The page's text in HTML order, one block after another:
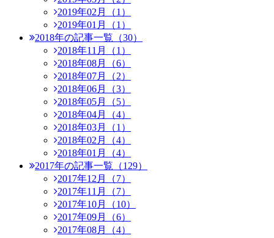
2019年02月（1）
2019年01月（1）
2018年の記事一覧（30）
2018年11月（1）
2018年08月（6）
2018年07月（2）
2018年06月（3）
2018年05月（5）
2018年04月（4）
2018年03月（1）
2018年02月（4）
2018年01月（4）
2017年の記事一覧（129）
2017年12月（7）
2017年11月（7）
2017年10月（10）
2017年09月（6）
2017年08月（4）